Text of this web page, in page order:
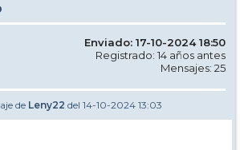
Enviado: 17-10-2024 18:50
Registrado: 14 años antes
Mensajes: 25
de Leny22 del 14-10-2024 13:03